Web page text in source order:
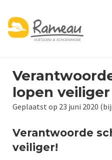
lopen veiliger
Geplaatst op 23 juni 2020
Verantwoorde
veiliger!